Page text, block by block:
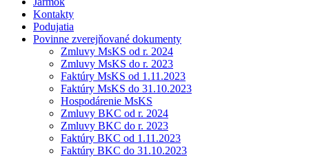
Kontakty
Podujatia
Povinne zverejňované dokumenty
Zmluvy MsKS od r. 2024
Zmluvy MsKS do r. 2023
Faktúry MsKS od 1.11.2023
Faktúry MsKS do 31.10.2023
Hospodárenie MsKS
Zmluvy BKC od r. 2024
Zmluvy BKC do r. 2023
Faktúry BKC od 1.11.2023
Faktúry BKC do 31.10.2023